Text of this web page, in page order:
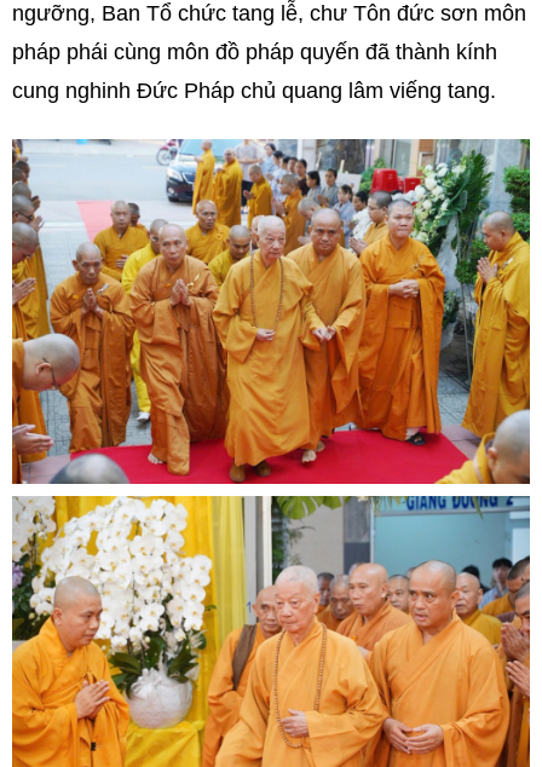
ngưỡng, Ban Tổ chức tang lễ, chư Tôn đức sơn môn
pháp phái cùng môn đồ pháp quyến đã thành kính
cung nghinh Đức Pháp chủ quang lâm viếng tang.